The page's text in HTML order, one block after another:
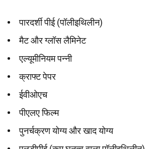
पारदर्शी पीई (पॉलीइथिलीन)
मैट और ग्लॉस लैमिनेट
एल्यूमीनियम पन्नी
क्राफ्ट पेपर
ईवीओएच
पीएलए फिल्म
पुनर्चक्रण योग्य और खाद योग्य